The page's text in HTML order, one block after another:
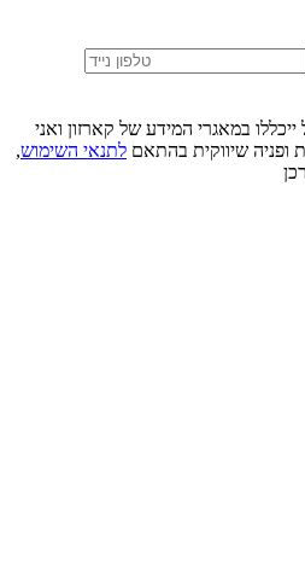
במאגרי המידע של קארזון ואני
ופניה שיווקית בהתאם לתנאי השימוש,